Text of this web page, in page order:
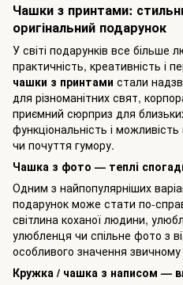
Чашки з принтами:
оригінальний подарунок
У світі подарунків все більше
практичність, креативність і
чашки з принтами стали
для різноманітних свят,
приємний сюрприз для
функціональність і
чи почуття гумору.
Чашка з фото — теплі
Одним з найпопулярніших
подарунок може стати по-
світлина коханої людини,
улюбленця чи спільне фото з
особливого значення
Кружка / чашка з написом —